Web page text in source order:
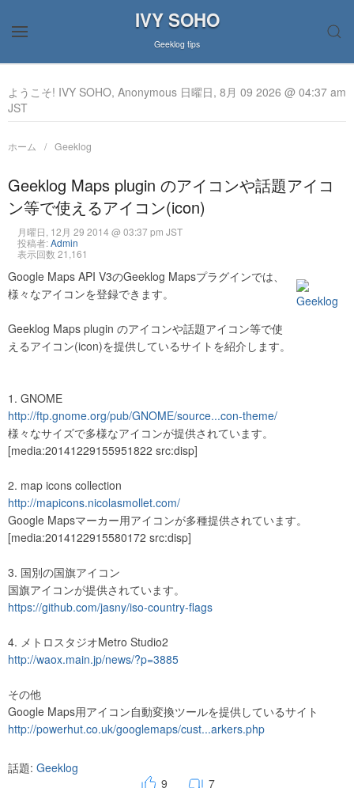
IVY SOHO
Geeklog tips
ようこそ! IVY SOHO, Anonymous 日曜日, 8月 09 2026 @ 04:37 am
JST
ホーム Geeklog
Geeklog Maps plugin のアイコンや話題アイコ
ン等で使えるアイコン(icon)
月曜日, 12月 29 2014 @ 03:37 pm JST
投稿者:Admin
表示回数 21,161
Google Maps API V3のGeeklog Mapsプラグインでは、
様々なアイコンを登録できます。
Geeklog Maps plugin のアイコンや話題アイコン等で使
えるアイコン(icon)を提供しているサイトを紹介します。
1. GNOME
http://ftp.gnome.org/pub/GNOME/source...con-theme/
様々なサイズで多様なアイコンが提供されています。
[media:20141229155951822 src:disp]
2. map icons collection
http://mapicons.nicolasmollet.com/
Google Mapsマーカー用アイコンが多種提供されています。
[media:2014122915580172 src:disp]
3. 国別の国旗アイコン
国旗アイコンが提供されています。
https://github.com/jasny/iso-country-flags
4. メトロスタジオMetro Studio2
http://waox.main.jp/news/?p=3885
その他
Google Maps用アイコン自動変換ツールを提供しているサイト
http://powerhut.co.uk/googlemaps/cust...arkers.php
話題: Geeklog
9
7